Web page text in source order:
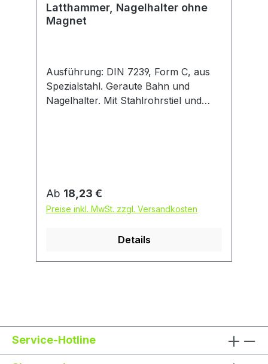
Latthammer, Nagelhalter ohne
Magnet
Ausführung: DIN 7239, Form C, aus
Spezialstahl. Geraute Bahn und
Nagelhalter. Mit Stahlrohrstiel und
Regulärer Preis:
Ab 18,23 €
Preise inkl. MwSt. zzgl. Versandkosten
Details
Service-Hotline